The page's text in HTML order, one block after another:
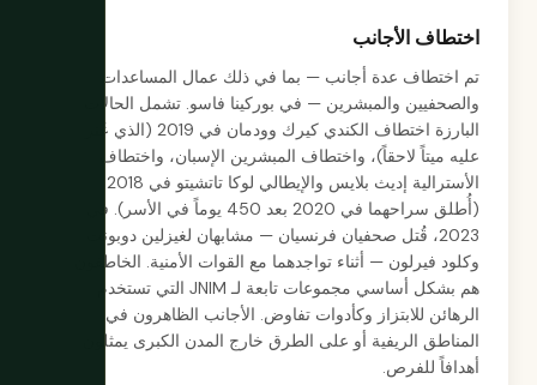
اختطاف الأجانب
تم اختطاف عدة أجانب — بما في ذلك عمال المساعدات
والصحفيين والمبشرين — في بوركينا فاسو. تشمل الحالات
البارزة اختطاف الكندي كيرك وودمان في 2019 (الذي عُثر
عليه ميتاً لاحقاً)، واختطاف المبشرين الإسبان، واختطاف
الأسترالية إديث بلايس والإيطالي لوكا تاتشيتو في 2018
(أُطلق سراحهما في 2020 بعد 450 يوماً في الأسر). في
2023، قُتل صحفيان فرنسيان — مشابهان لغيزلين دوبونت
وكلود فيرلون — أثناء تواجدهما مع القوات الأمنية. الخاطفون
هم بشكل أساسي مجموعات تابعة لـ JNIM التي تستخدم
الرهائن للابتزاز وكأدوات تفاوض. الأجانب الظاهرون في
المناطق الريفية أو على الطرق خارج المدن الكبرى يمثلون
أهدافاً للفرص.